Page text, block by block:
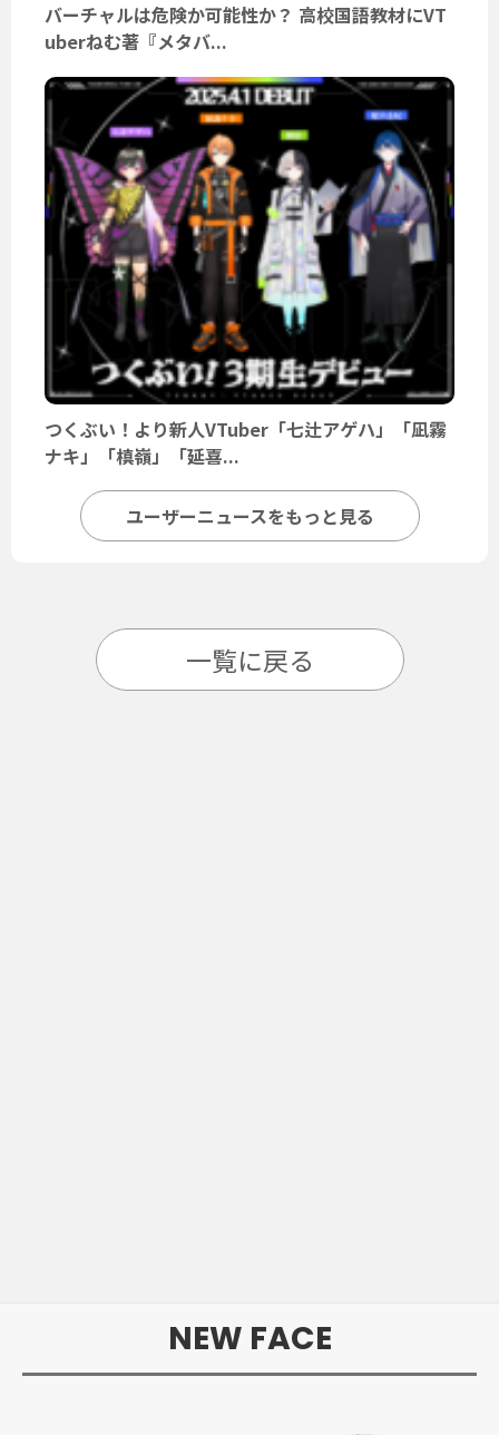
バーチャルは危険か可能性か？ 高校国語教材にVT
uberねむ著『メタバ...
つくぶい！より新人VTuber「七辻アゲハ」「凪霧
ナキ」「槙嶺」「延喜...
ユーザーニュースをもっと見る
一覧に戻る
NEW FACE